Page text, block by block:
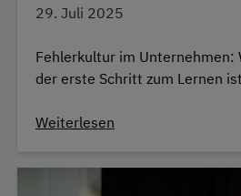
29. Juli 2025
Fehlerkultur im Unternehmen:
der erste Schritt zum Lernen ist
Weiterlesen